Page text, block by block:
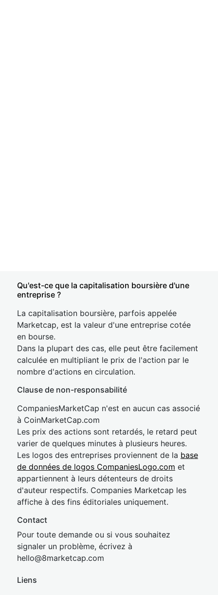
Qu'est-ce que la capitalisation boursière d'une
entreprise ?
La capitalisation boursière, parfois appelée
Marketcap, est la valeur d'une entreprise cotée
en bourse.
Dans la plupart des cas, elle peut être facilement
calculée en multipliant le prix de l'action par le
nombre d'actions en circulation.
Clause de non-responsabilité
CompaniesMarketCap n'est en aucun cas associé
à CoinMarketCap.com
Les prix des actions sont retardés, le retard peut
varier de quelques minutes à plusieurs heures.
Les logos des entreprises proviennent de la base
de données de logos CompaniesLogo.com et
appartiennent à leurs détenteurs de droits
d'auteur respectifs. Companies Marketcap les
affiche à des fins éditoriales uniquement.
Contact
Pour toute demande ou si vous souhaitez
signaler un problème, écrivez à
hello@8marketcap.com
Liens